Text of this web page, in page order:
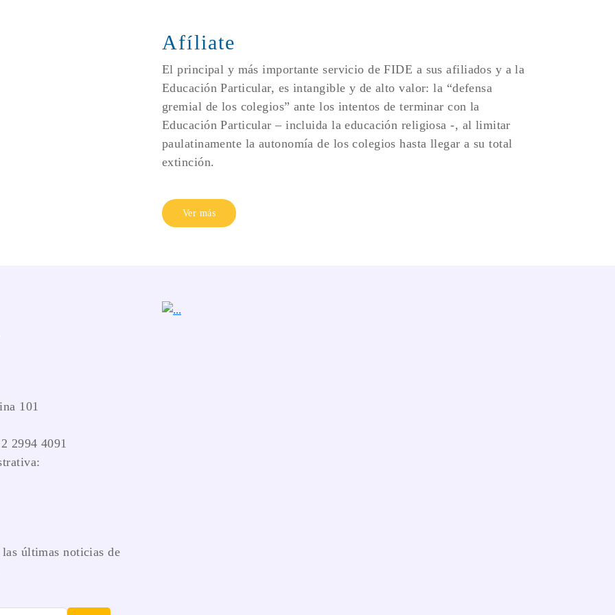
Afíliate
El principal y más importante servicio de FIDE a sus afiliados y a la
Educación Particular, es intangible y de alto valor: la “defensa
gremial de los colegios” ante los intentos de terminar con la
Educación Particular – incluida la educación religiosa -, al limitar
paulatinamente la autonomía de los colegios hasta llegar a su total
extinción.
Ver más
101
2994 4091
últimas noticias de